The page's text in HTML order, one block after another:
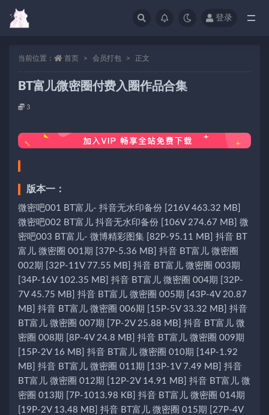
登录
当前位置： 首页 会员打包 正文
BT富儿微密圈付费入圈作品合集
3
版本一：
微密吧001 BT富儿- 抖音无水印备份 [216V 463.32 MB]
微密吧002 BT富儿 抖音无水印备份 [106V 274.67 MB] 微
密吧003 BT富儿- 微博精彩图集 [82P-95.11 MB] 抖音 BT
富儿 微密圈 001期 [37P-5.36 MB] 抖音 BT富儿 微密圈
002期 [32P-11V 77.55 MB] 抖音 BT富儿 微密圈 003期
[34P-16V 102.35 MB] 抖音 BT富儿 微密圈 004期 [32P-
7V 45.75 MB] 抖音 BT富儿 微密圈 005期 [43P-4V 20.87
MB] 抖音 BT富儿 微密圈 006期 [15P-5V 33.32 MB] 抖音
BT富儿 微密圈 007期 [7P-2V 25.88 MB] 抖音 BT富儿 微
密圈 008期 [8P-4V 24.8 MB] 抖音 BT富儿 微密圈 009期
[15P-2V 16 MB] 抖音 BT富儿 微密圈 010期 [14P-1.92
MB] 抖音 BT富儿 微密圈 011期 [13P-1V 7.49 MB] 抖音
BT富儿 微密圈 012期 [12P-2V 14.91 MB] 抖音 BT富儿 微
密圈 013期 [7P-1013.98 KB] 抖音 BT富儿 微密圈 014期
[19P-2V 13.48 MB] 抖音 BT富儿 微密圈 015期 [27P-4V